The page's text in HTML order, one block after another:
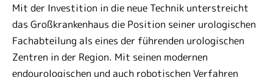
Mit der Investition in die neue Technik unterstreicht
das Großkrankenhaus die Position seiner urologischen
Fachabteilung als eines der führenden urologischen
Zentren in der Region. Mit seinen modernen
endourologischen und auch robotischen Verfahren